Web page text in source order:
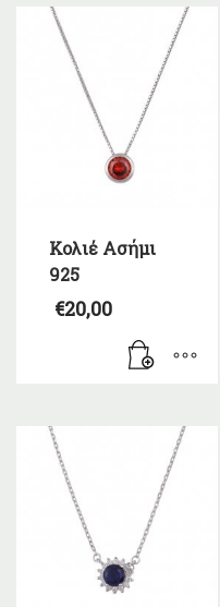
Κολιέ Ασήμι
925
€20,00